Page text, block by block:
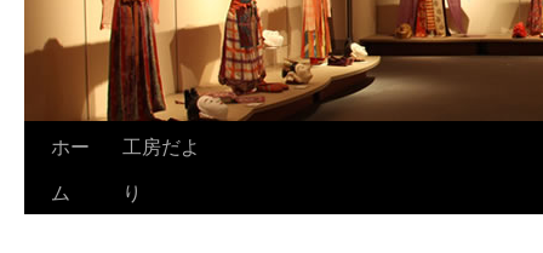
ホー
ム
工房だよ
り